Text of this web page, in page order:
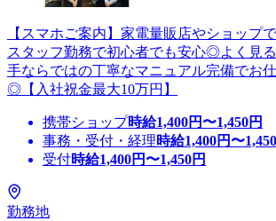
【スマホご案内】家電量販店やショップ
スタッフ勤務で初心者でも安心◎よく見
手ならではの丁寧なマニュアル完備でお
◎【入社祝金最大10万円】
携帯ショップ時給1,400円〜1,450円
事務・受付・経理時給1,400円〜1,450
受付時給1,400円〜1,450円
勤務地